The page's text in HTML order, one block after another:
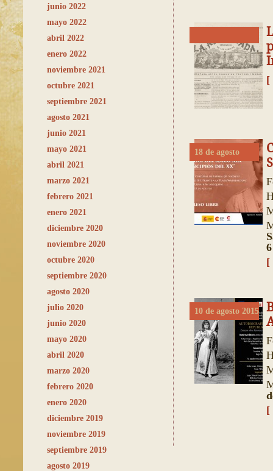
junio 2022
mayo 2022
abril 2022
enero 2022
noviembre 2021
octubre 2021
septiembre 2021
agosto 2021
junio 2021
mayo 2021
abril 2021
marzo 2021
febrero 2021
enero 2021
diciembre 2020
noviembre 2020
octubre 2020
septiembre 2020
agosto 2020
julio 2020
junio 2020
mayo 2020
abril 2020
marzo 2020
febrero 2020
enero 2020
diciembre 2019
noviembre 2019
septiembre 2019
agosto 2019
[
18 de agosto
[
10 de agosto 2015
[